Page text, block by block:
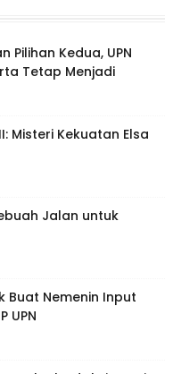
Pilihan Kedua, UPN
Tetap Menjadi
Misteri Kekuatan Elsa
Jalan untuk
Buat Nemenin Input
UPN